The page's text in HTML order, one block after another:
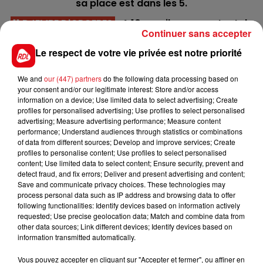
sa place est dans les 5.
11 DJEMBE D'ORGERES: A 10 ans, il a encore tout de
sa superbe et aura de la fraîcheur pour courir ce
quinté. Il va encore bien se défendre.
1 CICER T.G
sortie sur notre sol, on pensait qu'il aurait confirmé
ensuite, mai a déçu par deux fois. JMB a fait des
réglages, il reste à suivre.
************
En direct des pistes
FILS D'ACTUS
Le respect de votre vie privée est notre priorité
We and our (447) partnersdo the following data processing based on
your consent and/or our legitimate interest: Store and/or access
information on a device; Use limited data to select advertising; Create
profiles for personalised advertising; Use profiles to select personalised
advertising; Measure advertising performance; Measure content
performance; Understand audiences through statistics or combinations
of data from different sources; Develop and improve services; Create
profiles to personalise content; Use profiles to select personalised
content; Use limited data to select content; Ensure security, prevent and
detect fraud, and fix errors; Deliver and present advertising and content;
Save and communicate privacy choices. These technologies may
process personal data such as IP address and browsing data to offer
following functionalities: Identify devices based on information actively
requested; Use precise geolocation data; Match and combine data from
other data sources; Link different devices; Identify devices based on
information transmitted automatically.
Vous pouvez accepter en cliquant sur "Accepter et fermer", ou affiner en
Continuer sans accepter